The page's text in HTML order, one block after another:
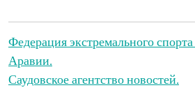
Федерация экстремального
Аравии.
Саудовское агентство новостей.